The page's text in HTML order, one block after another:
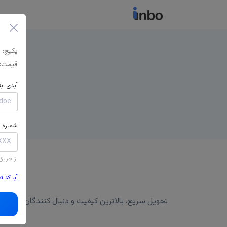
تحویل سریع، بالاترین کیفیت و دنبال کنندگان برتر، پشتیبانی 24/7 و جبران ریزش تضمینی در صورت بروز مشکل، بسته ای را که دوست دارید انتخاب کنید و دکمه
پکیج:
قیمت:
آیدی
شماره
از
آیا کد